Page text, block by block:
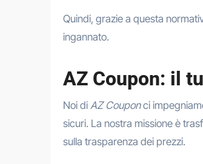
Quindi, grazie a questa
ingannato.
AZ Coupon: il
Noi di AZ Couponci
sicuri. La nostra missione è
sulla trasparenza dei prezzi.